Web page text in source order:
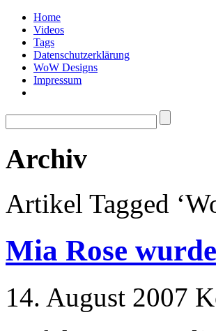
Home
Videos
Tags
Datenschutzerklärung
WoW Designs
Impressum
Archiv
Artikel Tagged
Mia Rose
14. August 2007